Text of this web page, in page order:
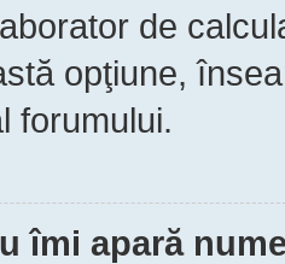
de
opţiune,
forumului.
îmi apară